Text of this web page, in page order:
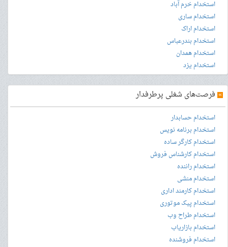
استخدام خرم آباد
استخدام ساری
استخدام اراک
استخدام بندرعباس
استخدام همدان
استخدام یزد
» فرصت‌های شغلی پرطرفدار
استخدام حسابدار
استخدام برنامه نویس
استخدام کارگر ساده
استخدام کارشناس فروش
استخدام راننده
استخدام منشی
استخدام کارمند اداری
استخدام پیک موتوری
استخدام طراح وب
استخدام بازاریاب
استخدام فروشنده